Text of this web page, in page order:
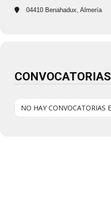
04410 Benahadux, Almería
NO HAY CONVOCATORIAS